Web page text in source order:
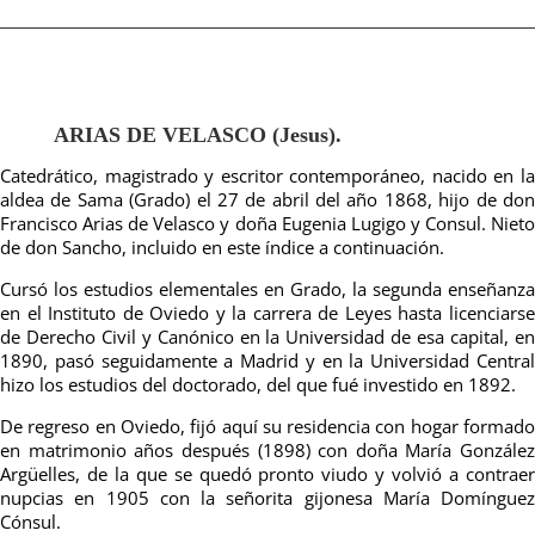
ARIAS DE VELASCO (Jesus).
Catedrático, magistrado y escritor contemporáneo, nacido en la
aldea de Sama (Grado) el 27 de abril del año 1868, hijo de don
Francisco Arias de Velasco y doña Eugenia Lugigo y Consul. Nieto
de don Sancho, incluido en este índice a continuación.
Cursó los estudios elementales en Grado, la segunda enseñanza
en el Instituto de Oviedo y la carrera de Leyes hasta licenciarse
de Derecho Civil y Canónico en la Universidad de esa capital, en
1890, pasó seguidamente a Madrid y en la Universidad Central
hizo los estudios del doctorado, del que fué investido en 1892.
De regreso en Oviedo, fijó aquí su residencia con hogar formado
en matrimonio años después (1898) con doña María González
Argüelles, de la que se quedó pronto viudo y volvió a contraer
nupcias en 1905 con la señorita gijonesa María Domínguez
Cónsul.